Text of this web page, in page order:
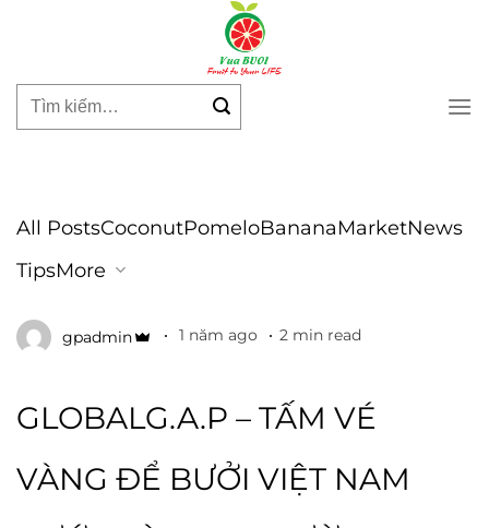
kiếm:
All PostsCoconutPomeloBananaMarketNews
TipsMore
gpadmin 1 năm ago 2 min read
GLOBALG.A.P – TẤM VÉ
VÀNG ĐỂ BƯỞI VIỆT NAM